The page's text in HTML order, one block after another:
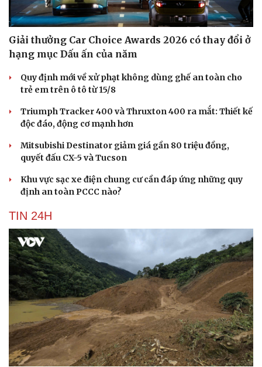
Cải chính
Giải thưởng Car Choice Awards 2026 có thay đổi ở
hạng mục Dấu ấn của năm
Quy định mới về xử phạt không dùng ghế an toàn cho
trẻ em trên ô tô từ 15/8
Triumph Tracker 400 và Thruxton 400 ra mắt: Thiết kế
độc đáo, động cơ mạnh hơn
Mitsubishi Destinator giảm giá gần 80 triệu đồng,
quyết đấu CX-5 và Tucson
Khu vực sạc xe điện chung cư cần đáp ứng những quy
định an toàn PCCC nào?
TIN 24H